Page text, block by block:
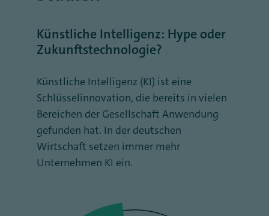
Künstliche Intelligenz: Hype oder
Zukunftstechnologie?
Künstliche Intelligenz (KI) ist eine
Schlüsselinnovation, die bereits in vielen
Bereichen der Gesellschaft Anwendung
gefunden hat. In der deutschen
Wirtschaft setzen immer mehr
Unternehmen KI ein.